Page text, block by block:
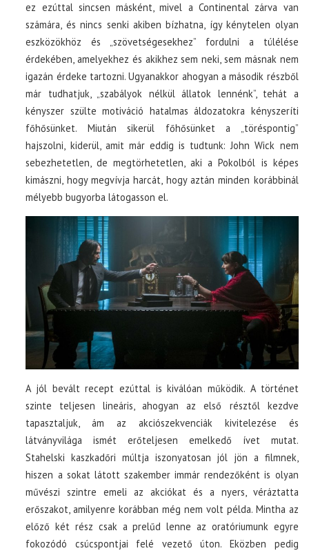
ez ezúttal sincsen másként, mivel a Continental zárva van
számára, és nincs senki akiben bízhatna, így kénytelen olyan
eszközökhöz és „szövetségesekhez” fordulni a túlélése
érdekében, amelyekhez és akikhez sem neki, sem másnak nem
igazán érdeke tartozni. Ugyanakkor ahogyan a második részből
már tudhatjuk, „szabályok nélkül állatok lennénk”, tehát a
kényszer szülte motiváció hatalmas áldozatokra kényszeríti
főhősünket. Miután sikerül főhősünket a „töréspontig”
hajszolni, kiderül, amit már eddig is tudtunk: John Wick nem
sebezhetetlen, de megtörhetetlen, aki a Pokolból is képes
kimászni, hogy megvívja harcát, hogy aztán minden korábbinál
mélyebb bugyorba látogasson el.
A jól bevált recept ezúttal is kiválóan működik. A történet
szinte teljesen lineáris, ahogyan az első résztől kezdve
tapasztaljuk, ám az akciószekvenciák kivitelezése és
látványvilága ismét erőteljesen emelkedő ívet mutat.
Stahelski kaszkadőri múltja iszonyatosan jól jön a filmnek,
hiszen a sokat látott szakember immár rendezőként is olyan
művészi szintre emeli az akciókat és a nyers, véráztatta
erőszakot, amilyenre korábban még nem volt példa. Mintha az
előző két rész csak a prelűd lenne az oratóriumunk egyre
fokozódó csúcspontjai felé vezető úton. Eközben pedig